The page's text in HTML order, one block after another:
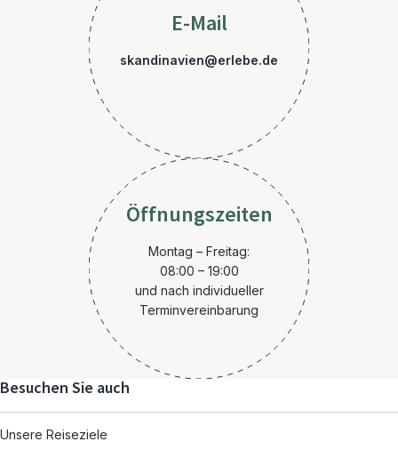
E-Mail
skandinavien@erlebe.de
Öffnungszeiten
Montag – Freitag:
08:00 – 19:00
und nach individueller
Terminvereinbarung
Besuchen Sie auch
Unsere Reiseziele